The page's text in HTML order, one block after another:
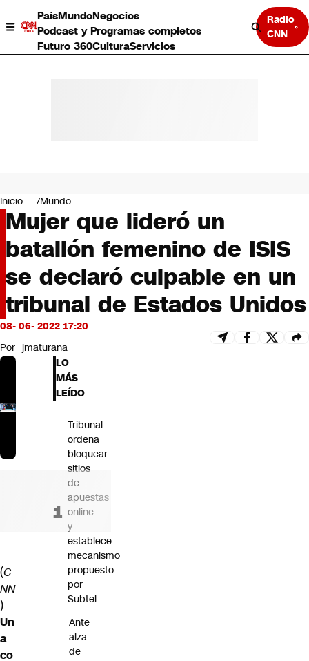
PaísMundoNegocios
Podcast y Programas completos
Futuro 360CulturaServicios
Radio
CNN
Negocios
Deportes
Programas completos
Cultura
Servicios
Bits
CNN tiempo
Futuro 360
Inicio Mundo
Mujer que lideró un
batallón femenino de ISIS
se declaró culpable en un
tribunal de Estados Unidos
08- 06- 2022 17:20
Por jmaturana
(C
NN
) –
Un
a
co
LO
MÁS
LEÍDO
Tribunal
ordena
bloquear
sitios
de
apuestas
online
y
establece
mecanismo
propuesto
por
Subtel
Ante
alza
de